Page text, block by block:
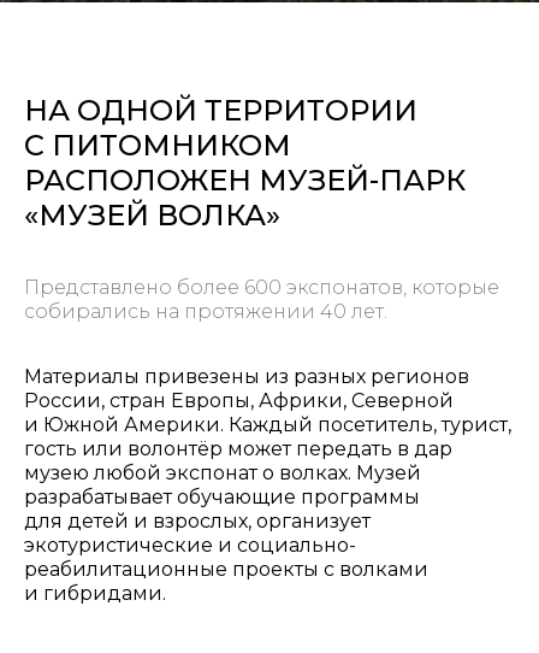
НА ОДНОЙ ТЕРРИТОРИИ
С ПИТОМНИКОМ
РАСПОЛОЖЕН МУЗЕЙ-ПАРК
«МУЗЕЙ ВОЛКА»
Представлено более 600 экспонатов, которые
собирались на протяжении 40 лет.
Материалы привезены из разных регионов
России, стран Европы, Африки, Северной
и Южной Америки. Каждый посетитель, турист,
гость или волонтёр может передать в дар
музею любой экспонат о волках. Музей
разрабатывает обучающие программы
для детей и взрослых, организует
экотуристические и социально-
реабилитационные проекты с волками
и гибридами.